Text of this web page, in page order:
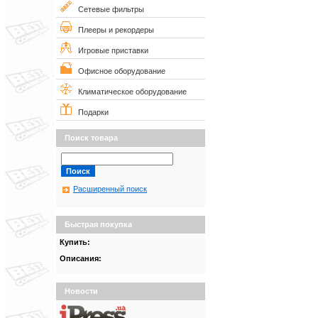
Сетевые фильтры
Плееры и рекордеры
Игровые приставки
Офисное оборудование
Климатическое оборудование
Подарки
Поиск товара
Расширенный поиск
Быстрая покупка
Купить:
Описания:
Новости